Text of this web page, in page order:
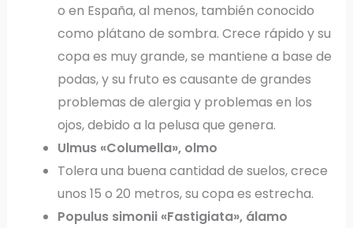
o en España, al menos, también conocido
como plátano de sombra. Crece rápido y su
copa es muy grande, se mantiene a base de
podas, y su fruto es causante de grandes
problemas de alergia y problemas en los
ojos, debido a la pelusa que genera.
Ulmus «Columella», olmo
Tolera una buena cantidad de suelos, crece
unos 15 o 20 metros, su copa es estrecha.
Populus simonii «Fastigiata», álamo